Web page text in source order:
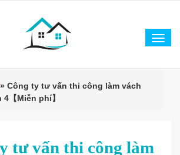
» Công ty tư vấn thi công làm vách
【Miễn phí】
tư vấn thi công làm